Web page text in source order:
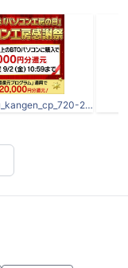
pc_pckoubou_kangen_cp_720-2.jpg